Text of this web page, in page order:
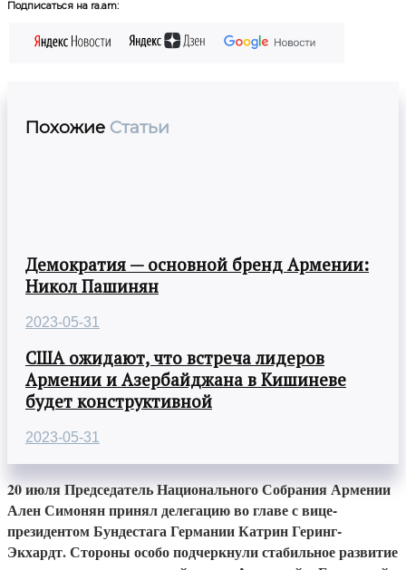
Подписаться на ra.am:
Похожие Статьи
Демократия — основной бренд Армении:
Никол Пашинян
2023-05-31
США ожидают, что встреча лидеров
Армении и Азербайджана в Кишиневе
будет конструктивной
2023-05-31
20 июля Председатель Национального Собрания Армении
Ален Симонян принял делегацию во главе с вице-
президентом Бундестага Германии Катрин Геринг-
Экхардт. Стороны особо подчеркнули стабильное развитие